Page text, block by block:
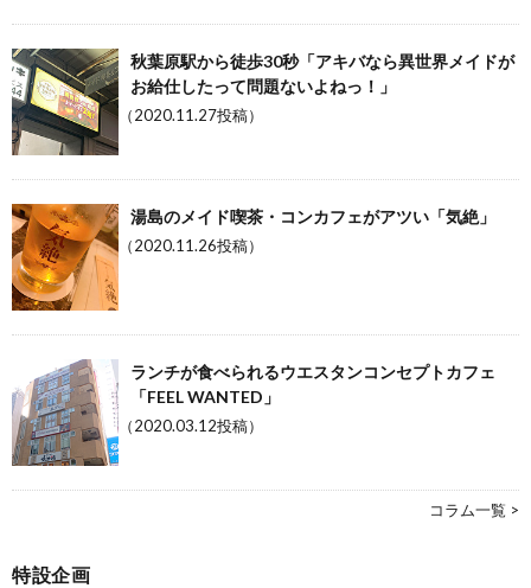
秋葉原駅から徒歩30秒「アキバなら異世界メイドが
お給仕したって問題ないよねっ！」
（2020.11.27投稿）
湯島のメイド喫茶・コンカフェがアツい「気絶」
（2020.11.26投稿）
ランチが食べられるウエスタンコンセプトカフェ
「FEEL WANTED」
（2020.03.12投稿）
コラム一覧 >
特設企画